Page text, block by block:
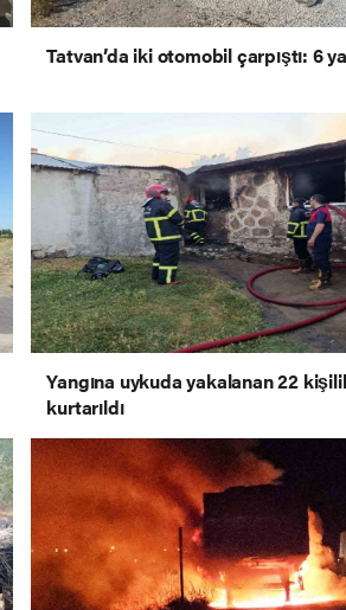
Tatvan’da iki otomobil çarpıştı: 6
Yangına uykuda yakalanan 22
kurtarıldı